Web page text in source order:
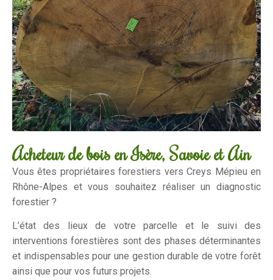
Acheteur de bois en Isère, Savoie et Ain
Vous êtes propriétaires forestiers vers Creys Mépieu en
Rhône-Alpes et vous souhaitez réaliser un diagnostic
forestier ?
L’état des lieux de votre parcelle et le suivi des
interventions forestières sont des phases déterminantes
et indispensables pour une gestion durable de votre forêt
ainsi que pour vos futurs projets.